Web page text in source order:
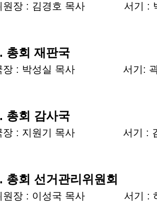
원장 : 김경호 목사 서기 :
총회 재판국
장 : 박성실 목사 서기:
총회 감사국
장 : 지원기 목사 서기 :
총회 선거관리위원회
원장 : 이성국 목사 서기 :